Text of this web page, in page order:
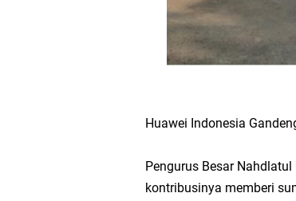
Huawei Indonesia
Pengurus Besar
kontribusinya memberi